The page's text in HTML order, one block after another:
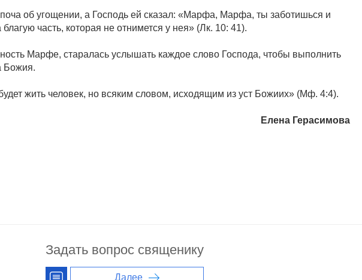
об угощении, а Господь ей сказал: «Марфа, Марфа, ты заботишься и
часть, которая не отнимется у нея» (Лк. 10: 41).
Марфе, старалась услышать каждое слово Господа, чтобы выполнить
Божия.
жить человек, но всяким словом, исходящим из уст Божиих» (Мф. 4:4).
Елена Герасимова
Задать вопрос священику
Далее